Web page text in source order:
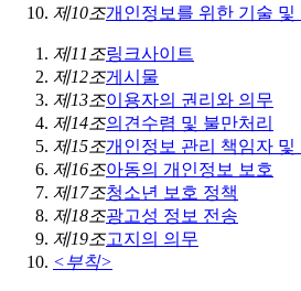
제10조개인정보를 위한 기술 및
제11조링크사이트
제12조게시물
제13조이용자의 권리와 의무
제14조의견수렴 및 불만처리
제15조개인정보 관리 책임자 및
제16조아동의 개인정보 보호
제17조청소년 보호 정책
제18조광고성 정보 전송
제19조고지의 의무
<부칙>